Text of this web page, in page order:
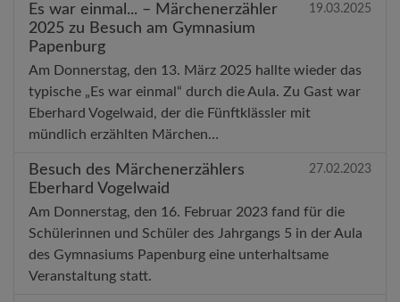
Es war einmal... – Märchenerzähler
2025 zu Besuch am Gymnasium
Papenburg
19.03.2025
Am Donnerstag, den 13. März 2025 hallte wieder das
typische „Es war einmal“ durch die Aula. Zu Gast war
Eberhard Vogelwaid, der die Fünftklässler mit
mündlich erzählten Märchen…
Besuch des Märchenerzählers
Eberhard Vogelwaid
27.02.2023
Am Donnerstag, den 16. Februar 2023 fand für die
Schülerinnen und Schüler des Jahrgangs 5 in der Aula
des Gymnasiums Papenburg eine unterhaltsame
Veranstaltung statt.